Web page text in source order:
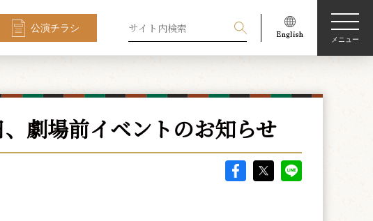
公演チラシ
メニュー
劇場前イベントのお知らせ